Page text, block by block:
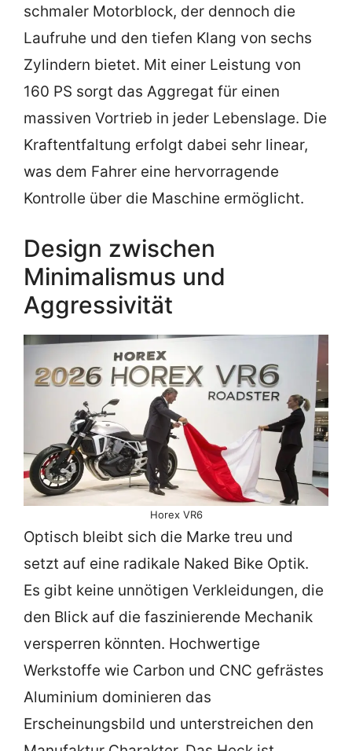
schmaler Motorblock, der dennoch die
Laufruhe und den tiefen Klang von sechs
Zylindern bietet. Mit einer Leistung von
160 PS sorgt das Aggregat für einen
massiven Vortrieb in jeder Lebenslage. Die
Kraftentfaltung erfolgt dabei sehr linear,
was dem Fahrer eine hervorragende
Kontrolle über die Maschine ermöglicht.
Design zwischen
Minimalismus und
Aggressivität
Horex VR6
Optisch bleibt sich die Marke treu und
setzt auf eine radikale Naked Bike Optik.
Es gibt keine unnötigen Verkleidungen, die
den Blick auf die faszinierende Mechanik
versperren könnten. Hochwertige
Werkstoffe wie Carbon und CNC gefrästes
Aluminium dominieren das
Erscheinungsbild und unterstreichen den